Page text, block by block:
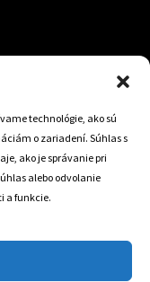
technológie, ako sú
o zariadení. Súhlas s
ako je správanie pri
alebo odvolanie
a funkcie.